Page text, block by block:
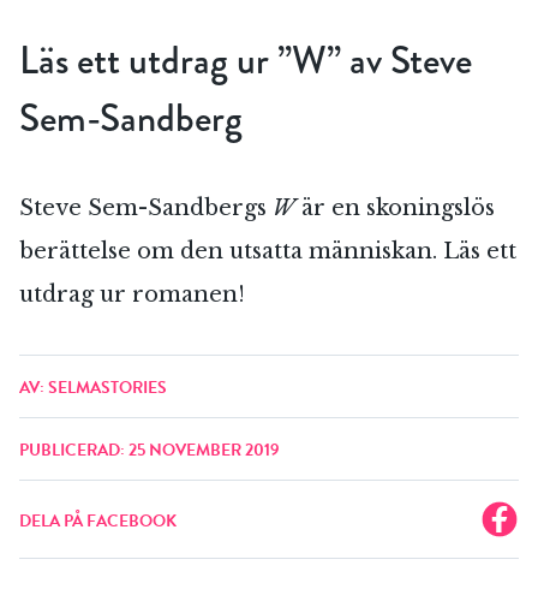
Läs ett utdrag ur ”W” av Steve
Sem-Sandberg
Steve Sem-Sandbergs Wär en skoningslös
berättelse om den utsatta människan. Läs ett
utdrag ur romanen!
AV: SELMASTORIES
PUBLICERAD: 25 NOVEMBER 2019
DELA PÅ FACEBOOK